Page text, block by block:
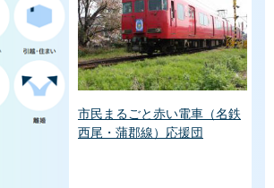
市民まるごと赤い電車（名鉄
西尾・蒲郡線）応援団